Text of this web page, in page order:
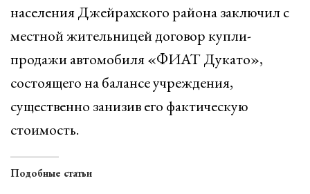
населения Джейрахского района заключил с
местной жительницей договор купли-
продажи автомобиля «ФИАТ Дукато»,
состоящего на балансе учреждения,
существенно занизив его фактическую
стоимость.
Подобные статьи